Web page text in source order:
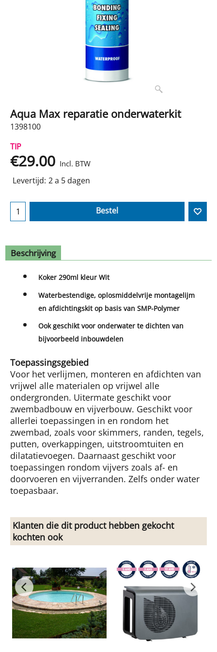
Aqua Max reparatie onderwaterkit
1398100
TIP
€29.00 Incl. BTW
Levertijd: 2 a 5 dagen
Bestel
Beschrijving
Koker 290ml kleur Wit
Waterbestendige, oplosmiddelvrije montagelijm
en afdichtingskit op basis van SMP-Polymer
Ook geschikt voor onderwater te dichten van
bijvoorbeeld inbouwdelen
Toepassingsgebied
Voor het verlijmen, monteren en afdichten van
vrijwel alle materialen op vrijwel alle
ondergronden. Uitermate geschikt voor
zwembadbouw en vijverbouw. Geschikt voor
allerlei toepassingen in en rondom het
zwembad, zoals voor skimmers, randen, tegels,
putten, overkappingen, uitstroomtuiten en
dilatatievoegen. Daarnaast geschikt voor
toepassingen rondom vijvers zoals af- en
doorvoeren en vijverranden. Zelfs onder water
toepasbaar.
Klanten die dit product hebben gekocht
kochten ook